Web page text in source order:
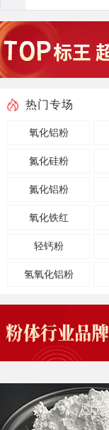
球，啤酒拼持泡性!
热门专场
氧化铝粉
氮化硅粉
氮化铝粉
氧化铁红
轻钙粉
氢氧化铝粉
氢氧化钙粉
硼酸锌粉
固态电解质
氧化钇粉